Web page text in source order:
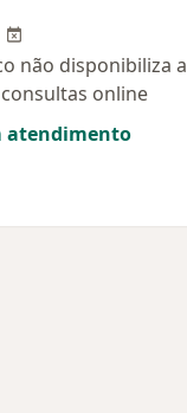
não disponibiliza a
online
atendimento